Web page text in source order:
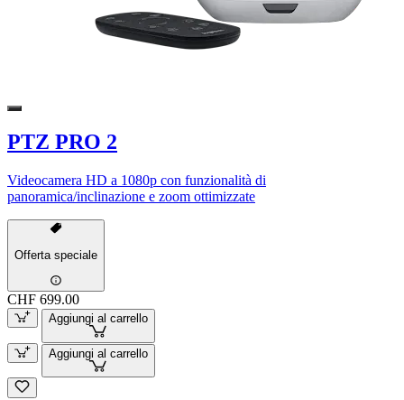
PTZ PRO 2
Videocamera HD a 1080p con funzionalità di
panoramica/inclinazione e zoom ottimizzate
Offerta speciale
CHF 699.00
Aggiungi al carrello
Aggiungi al carrello